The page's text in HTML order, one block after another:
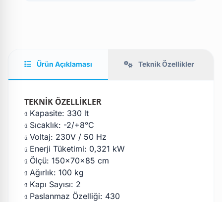
Ürün Açıklaması Teknik Özellikler
TEKNİK ÖZELLİKLER
ü Kapasite: 330 lt
ü Sıcaklık: -2/+8°C
ü Voltaj: 230V / 50 Hz
ü Enerji Tüketimi: 0,321 kW
ü Ölçü: 150x70x85 cm
ü Ağırlık: 100 kg
ü Kapı Sayısı: 2
ü Paslanmaz Özelliği: 430